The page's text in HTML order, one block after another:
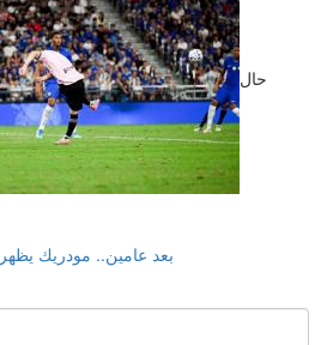
حال
بعد عامين.. مودريك